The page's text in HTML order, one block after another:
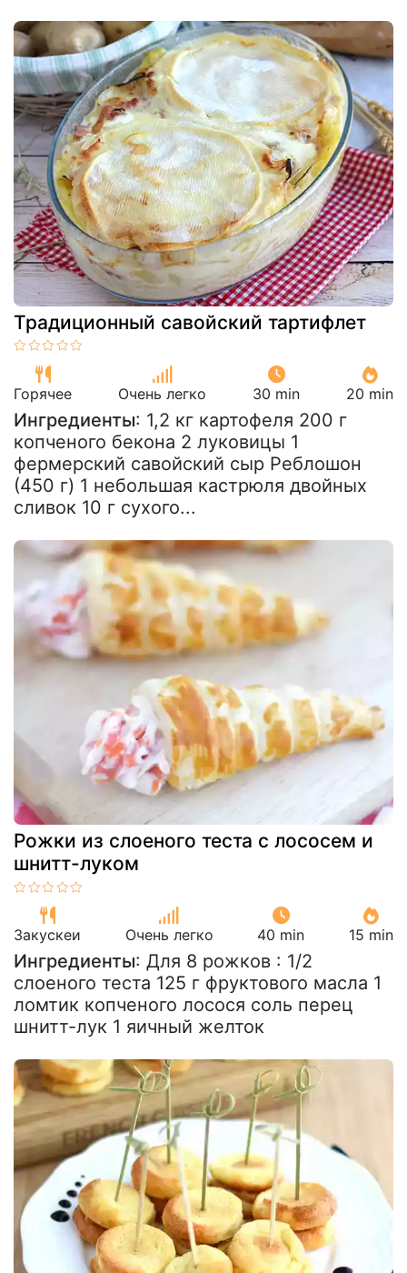
Традиционный савойский тартифлет
Горячее Очень легко 30 min 20 min
Ингредиенты: 1,2 кг картофеля 200 г
копченого бекона 2 луковицы 1
фермерский савойский сыр Реблошон
(450 г) 1 небольшая кастрюля двойных
сливок 10 г сухого...
Рожки из слоеного теста с лососем и
шнитт-луком
Закускeи Очень легко 40 min 15 min
Ингредиенты: Для 8 рожков : 1/2
слоеного теста 125 г фруктового масла 1
ломтик копченого лосося соль перец
шнитт-лук 1 яичный желток